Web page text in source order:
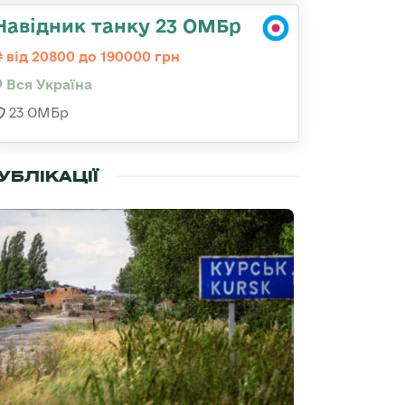
танку 23 ОМБр
від 20800 до 190000 грн
Вся Україна
23 ОМБр